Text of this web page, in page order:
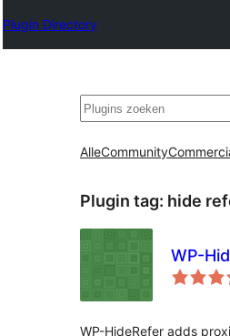
Plugin Directory
Zoeken
AlleCommunity
Plugin tag: hide
WP-
WP-HideRefer adds